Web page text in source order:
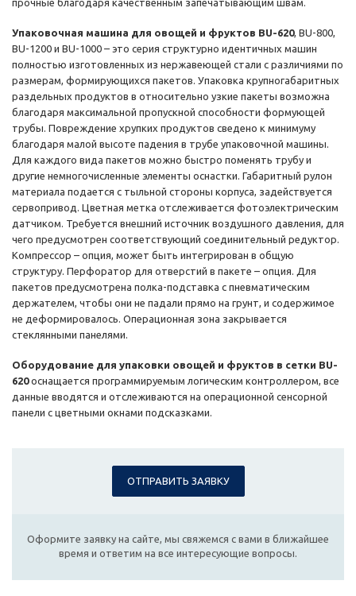
прочные благодаря качественным запечатывающим швам.
Упаковочная машина для овощей и фруктов BU-620, BU-800,
BU-1200 и BU-1000 – это серия структурно идентичных машин
полностью изготовленных из нержавеющей стали с различиями по
размерам, формирующихся пакетов. Упаковка крупногабаритных
раздельных продуктов в относительно узкие пакеты возможна
благодаря максимальной пропускной способности формующей
трубы. Повреждение хрупких продуктов сведено к минимуму
благодаря малой высоте падения в трубе упаковочной машины.
Для каждого вида пакетов можно быстро поменять трубу и
другие немногочисленные элементы оснастки. Габаритный рулон
материала подается с тыльной стороны корпуса, задействуется
сервопривод. Цветная метка отслеживается фотоэлектрическим
датчиком. Требуется внешний источник воздушного давления, для
чего предусмотрен соответствующий соединительный редуктор.
Компрессор – опция, может быть интегрирован в общую
структуру. Перфоратор для отверстий в пакете – опция. Для
пакетов предусмотрена полка-подставка с пневматическим
держателем, чтобы они не падали прямо на грунт, и содержимое
не деформировалось. Операционная зона закрывается
стеклянными панелями.
Оборудование для упаковки овощей и фруктов в сетки BU-
620оснащается программируемым логическим контроллером, все
данные вводятся и отслеживаются на операционной сенсорной
панели с цветными окнами подсказками.
ОТПРАВИТЬ ЗАЯВКУ
Оформите заявку на сайте, мы свяжемся с вами в ближайшее
время и ответим на все интересующие вопросы.